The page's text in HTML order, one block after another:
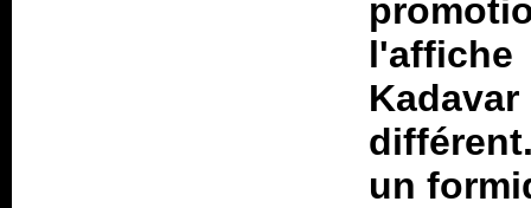
l'affiche
un